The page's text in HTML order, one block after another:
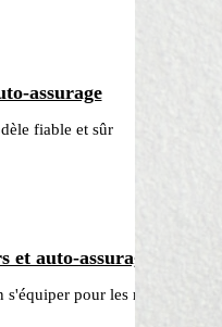
assurage
fiable et sûr
et auto-assurage
pour les rappels